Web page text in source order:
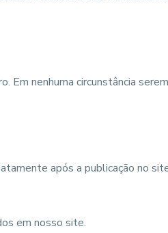
Em nenhuma circunstância
após a publicação no
em nosso site.